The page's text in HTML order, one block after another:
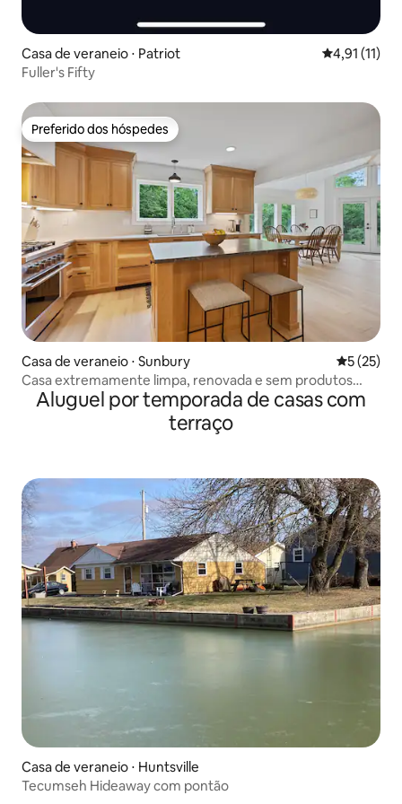
Casa de veraneio ⋅ Patriot 4,91 de uma
4,91 (11)
Fuller's Fifty
Preferido dos hóspedes
Preferido dos hóspedes
Casa de veraneio ⋅ Sunbury 5 de uma
5 (25)
Casa extremamente limpa, renovada e sem produtos
químicos.
Aluguel por temporada de casas com
terraço
Casa de veraneio ⋅ Huntsville
Tecumseh Hideaway com pontão